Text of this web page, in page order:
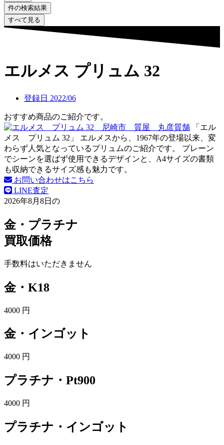
件の検索結果
すべて見る
エルメス プリュム 32
登録日 2022/06
おすすめ商品のご紹介です。
「エル
メス プリュム 32」 エルメスから、1967年の登場以来、変
わらず人気となっているプリュムのご紹介です。 プレーン
でシーンを選ばず使用できるデザインと、A4サイズの書類
も収納できるサイズ感も魅力です。
お問い合わせはこちら
LINE査定
2026年8月8日の
金・プラチナ
買取価格
手数料はいただきません
金・K18
4000 円
金・インゴット
4000 円
プラチナ・Pt900
4000 円
プラチナ・インゴット